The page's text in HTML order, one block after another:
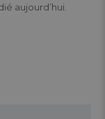
aujourd’hui.